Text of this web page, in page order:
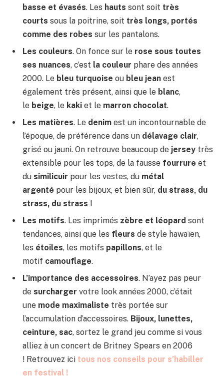
basse et évasés. Les hauts sont soit très
courts sous la poitrine, soit très longs, portés
comme des robes sur les pantalons.
Les couleurs. On fonce sur le rose sous toutes
ses nuances, c’est la couleur phare des années
2000. Le bleu turquoise ou bleu jean est
également très présent, ainsi que le blanc,
le beige, le kaki et le marron chocolat.
Les matières. Le denim est un incontournable de
l’époque, de préférence dans un délavage clair,
grisé ou jauni. On retrouve beaucoup de jersey très
extensible pour les tops, de la fausse fourrure et
du similicuir pour les vestes, du métal
argenté pour les bijoux, et bien sûr, du strass, du
strass, du strass !
Les motifs. Les imprimés zèbre et léopard sont
tendances, ainsi que les fleurs de style hawaïen,
les étoiles, les motifs papillons, et le
motif camouflage.
L’importance des accessoires. N’ayez pas peur
de surcharger votre look années 2000, c’était
une mode maximaliste très portée sur
l’accumulation d’accessoires. Bijoux, lunettes,
ceinture, sac, sortez le grand jeu comme si vous
alliez à un concert de Britney Spears en 2006
! Retrouvez ici tous nos conseils pour s’habiller
en festival !